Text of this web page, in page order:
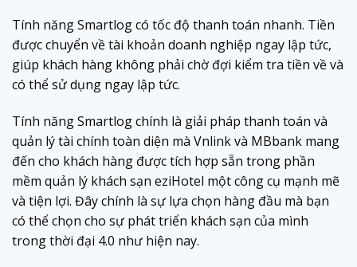
Tính năng Smartlog có tốc độ thanh toán nhanh. Tiền
được chuyển về tài khoản doanh nghiệp ngay lập tức,
giúp khách hàng không phải chờ đợi kiểm tra tiền về và
có thể sử dụng ngay lập tức.
Tính năng Smartlog chính là giải pháp thanh toán và
quản lý tài chính toàn diện mà Vnlink và MBbank mang
đến cho khách hàng được tích hợp sẵn trong phần
mềm quản lý khách sạn eziHotel một công cụ mạnh mẽ
và tiện lợi. Đây chính là sự lựa chọn hàng đầu mà bạn
có thể chọn cho sự phát triển khách sạn của mình
trong thời đại 4.0 như hiện nay.